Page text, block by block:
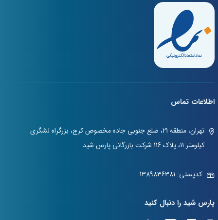
اطلاعات تماس
تهران، منطقه 21، ضلع جنوبی جاده مخصوص کرج، بزرگراه لشگری
کیلومتر 11، پلاک 116 شرکت بازرگانی پارس شید
کدپستی: 1389836381
پارس شید را دنبال کنید